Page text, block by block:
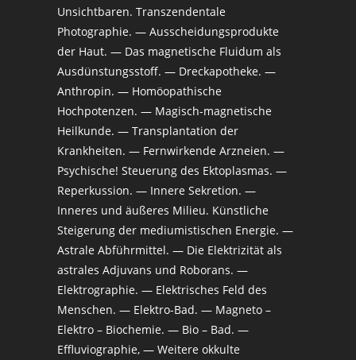
Unsichtbaren. Transzendentale
Photographie. — Ausscheidungsprodukte
der Haut. — Das magnetische Fluidum als
Ausdünstungsstoff. — Dreckapotheke. —
Anthropin. — Homöopathische
Hochpotenzen. — Magisch-magnetische
Heilkunde. — Transplantation der
Krankheiten. — Fernwirkende Arzneien. —
Psychische! Steuerung des Ektoplasmas. —
Reperkussion. — Innere Sekretion. —
Inneres und äußeres Milieu. Künstliche
Steigerung der mediumistischen Energie. —
Astrale Abführmittel. — Die Elektrizität als
astrales Adjuvans und Roborans. —
Elektrographie. — Elektrisches Feld des
Menschen. — Elektro-Bad. — Magneto –
Elektro – Biochemie. — Bio – Bad. —
Effluviographie, — Weitere okkulte